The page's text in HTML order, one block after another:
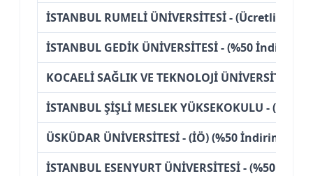
İSTANBUL RUMELİ ÜNİVERSİTESİ - (Ücretli)
İSTANBUL GEDİK ÜNİVERSİTESİ - (%50 İndirimli)
KOCAELİ SAĞLIK VE TEKNOLOJİ ÜNİVERSİTESİ
İSTANBUL ŞİŞLİ MESLEK YÜKSEKOKULU - (%50
ÜSKÜDAR ÜNİVERSİTESİ - (İÖ) (%50 İndirimli)
İSTANBUL ESENYURT ÜNİVERSİTESİ - (%50